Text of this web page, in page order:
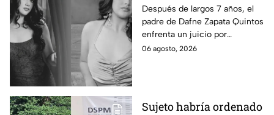
por presunto abuso
cometido en 2019 en
Tamaulipas
Después de largos 7 años, el
padre de Dafne Zapata Quintos
enfrenta un juicio por
presuntamente abusar de la
06 agosto, 2026
Sujeto habría ordenado